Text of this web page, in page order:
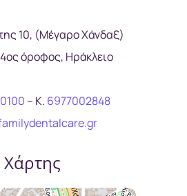
10, (Μέγαρο Χάνδαξ)
4ος όροφος, Ηράκλειο
– Κ. 6977002848
Χάρτης